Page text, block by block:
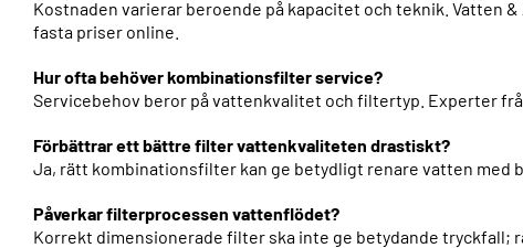
Kostnaden varierar beroende på kapacitet och teknik. Vatten
fasta priser online.
Hur ofta behöver kombinationsfilter service?
Servicebehov beror på vattenkvalitet och filtertyp. Experter
Förbättrar ett bättre filter vattenkvaliteten drastiskt?
Ja, rätt kombinationsfilter kan ge betydligt renare vatten med
Påverkar filterprocessen vattenflödet?
Korrekt dimensionerade filter ska inte ge betydande tryckfall;